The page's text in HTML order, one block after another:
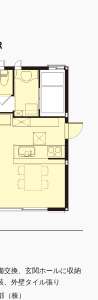
、外壁タイル張り
（株）